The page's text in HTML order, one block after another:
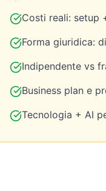
Costi reali: setup
Forma giuridica:
Indipendente vs
Business plan e
Tecnologia + AI